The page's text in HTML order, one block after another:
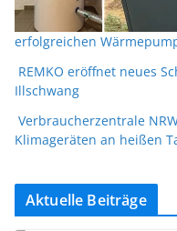
erfolgreichen
REMKO eröffnet neues
Illschwang
Verbraucherzentrale
Klimageräten an heißen
Aktuelle Beiträge